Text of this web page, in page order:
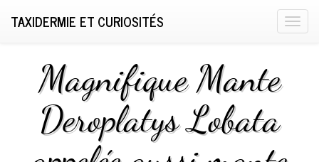
T
TAXIDERMIE ET CURIOSITÉS
Magnifique Mante
Deroplatys Lobata